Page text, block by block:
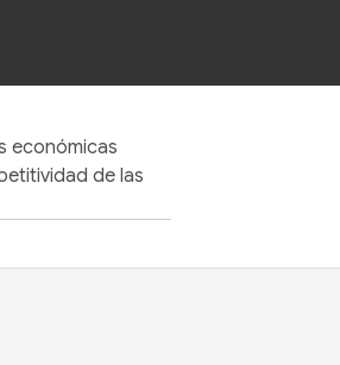
económicas
de las